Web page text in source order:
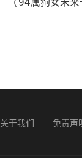
关于我们 免责声